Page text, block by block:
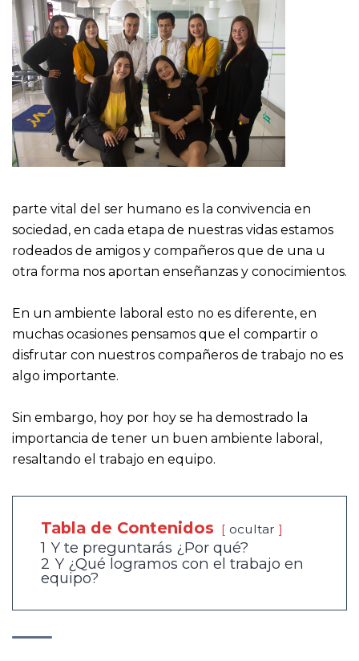
parte vital del ser humano es la convivencia en
sociedad, en cada etapa de nuestras vidas estamos
rodeados de amigos y compañeros que de una u
otra forma nos aportan enseñanzas y conocimientos.
En un ambiente laboral esto no es diferente, en
muchas ocasiones pensamos que el compartir o
disfrutar con nuestros compañeros de trabajo no es
algo importante.
Sin embargo, hoy por hoy se ha demostrado la
importancia de tener un buen ambiente laboral,
resaltando el trabajo en equipo.
Tabla de Contenidos ocultar
1 Y te preguntarás ¿Por qué?
2 Y ¿Qué logramos con el trabajo en
equipo?